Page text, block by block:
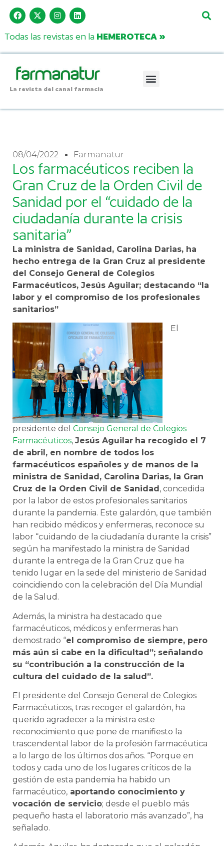
Todas las revistas en la HEMEROTECA »
La revista del canal farmacia
08/04/2022 Farmanatur
Los farmacéuticos reciben la
Gran Cruz de la Orden Civil de
Sanidad por el “cuidado de la
ciudadanía durante la crisis
sanitaria”
La ministra de Sanidad, Carolina Darias, ha
hecho entrega de la Gran Cruz al presidente
del Consejo General de Colegios
Farmacéuticos, Jesús Aguilar; destacando “la
labor y el compromiso de los profesionales
sanitarios”
El
presidente del Consejo General de Colegios
Farmacéuticos, Jesús Aguilar ha recogido el 7
de abril, en nombre de todos los
farmacéuticos españoles y de manos de la
ministra de Sanidad, Carolina Darias, la Gran
Cruz de la Orden Civil de Sanidad, concedida
por la labor de estos profesionales sanitarios
durante la pandemia. Este galardón, que también
han recibido médicos y enfermeras, reconoce su
labor “cuidando de la ciudadanía durante la crisis”
según ha manifestado la ministra de Sanidad
durante la entrega de la Gran Cruz que ha
tenido lugar en la sede del ministerio de Sanidad
coincidiendo con la celebración del Día Mundial
de la Salud.
Además, la ministra ha destacado que
farmacéuticos, médicos y enfermeras han
demostrado “el compromiso de siempre, pero
más aún si cabe en la dificultad”; señalando
su “contribución a la construcción de la
cultura del cuidado de la salud”.
El presidente del Consejo General de Colegios
Farmacéuticos, tras recoger el galardón, ha
querido agradecer a la ministra este
reconocimiento que pone de manifiesto la
trascendental labor de la profesión farmacéutica
a lo largo de los últimos dos años. “Porque en
todos y cada uno de los lugares críticos de la
gestión de esta pandemia ha habido un
farmacéutico, aportando conocimiento y
vocación de servicio; desde el pueblo más
pequeño hasta el laboratorio más avanzado”, ha
señalado.